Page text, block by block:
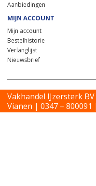
Aanbiedingen
MIJN ACCOUNT
Mijn account
Bestelhistorie
Verlanglijst
Nieuwsbrief
Vakhandel IJzersterk
Vianen | 0347 – 800091 |